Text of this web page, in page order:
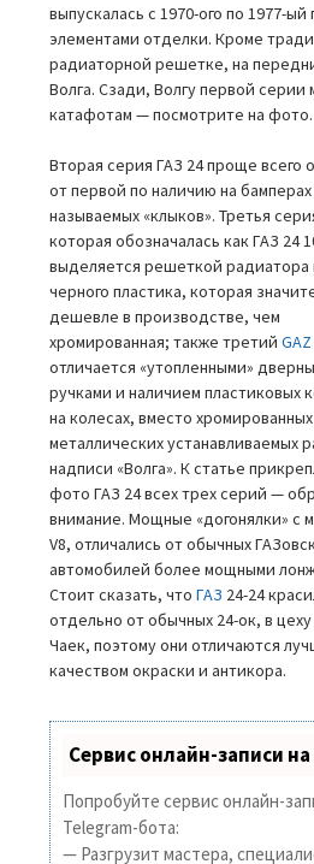
выпускалась с 1970-ого по 1977-
элементами отделки. Кроме
радиаторной решетке, на
Волга. Сзади, Волгу первой
катафотам — посмотрите на фото.
Вторая серия ГАЗ 24 проще всего
от первой по наличию на бамперах
называемых «клыков». Третья
которая обозначалась как ГАЗ 24
выделяется решеткой радиатора
черного пластика, которая
дешевле в производстве, чем
хромированная; также третий GAZ
отличается «утопленными»
ручками и наличием пластиковых
на колесах, вместо
металлических устанавливаемых
надписи «Волга». К статье
фото ГАЗ 24 всех трех серий —
внимание. Мощные «догонялки» с
V8, отличались от обычных
автомобилей более мощными
Стоит сказать, чтоГАЗ 24-24
отдельно от обычных 24-ок, в
Чаек, поэтому они отличаются
качеством окраски и антикора.
Сервис онлайн-записи
Попробуйте сервис онлайн-
Telegram-бота:
— Разгрузит мастера,